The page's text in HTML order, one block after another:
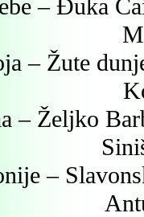
– Đuka
– Žute
– Željko
–